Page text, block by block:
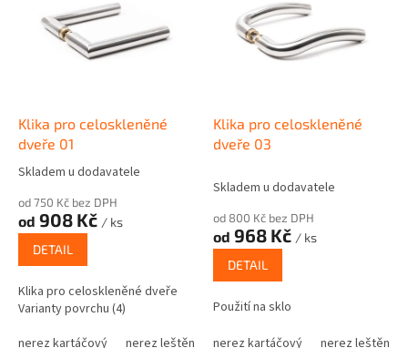
Klika pro celoskleněné
dveře 01
Průměrné
produktu
je
hvězdiček.
Skladem u dodavatele
od 750 Kč bez DPH
od 908 Kč / ks
DETAIL
Klika pro celoskleněné dveře
Varianty povrchu (4)
nerez kartáčový
nerez leštěný černá RAL 9005 nástřik odstín
Klika pro celoskleněné
dveře 03
Skladem u dodavatele
od 800 Kč bez DPH
od 968 Kč / ks
DETAIL
Použití na sklo
nerez kartáčový
nerez leštěný